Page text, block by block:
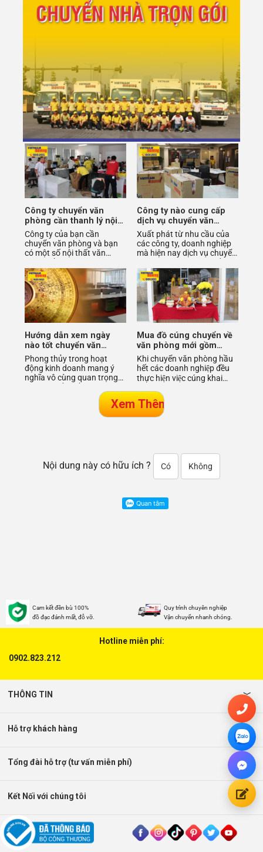
Công ty chuyển văn
phòng cần thanh lý nội
thất bàn ghế làm việc ở
đâu?
Công ty của bạn cần
chuyển văn phòng và bạn
có một số nội thất văn
phòng cần thanh lý? Bạn
chưa biết xử lý việc này như
thế nào?
Công ty nào cung cấp
dịch vụ chuyển văn
phòng trọn gói HCM tốt
nhất
Xuất phát từ nhu cầu của
các công ty, doanh nghiệp
mà hiện nay dịch vụ chuyển
văn phòng trọn gói xuất
hiện ngày càng nhiều ở các
t
Hướng dẫn xem ngày
nào tốt chuyển văn
phòng làm việc
Phong thủy trong hoạt
động kinh doanh mang ý
nghĩa vô cùng quan trọng
và được rất nhiều doanh
nghiệp quan tâm. Từ việc
Mua đồ cúng chuyển về
văn phòng mới gồm
những gì?
Khi chuyển văn phòng hầu
hết các doanh nghiệp đều
thực hiện việc cúng khai
mong muốn rư
Nội dung này có hữu ích ? Có Không
Cam kết đền bù 100%
đồ đạc đánh mất, đỗ vỡ.
Quy trình chuyên nghiệp
Vận chuyển nhanh chóng.
Hotline miễn phí:
0902.823.212
THÔNG TIN
Hỗ trợ khách hàng
Tổng đài hỗ trợ (tư vấn miễn phí)
Kết Nối với chúng tôi